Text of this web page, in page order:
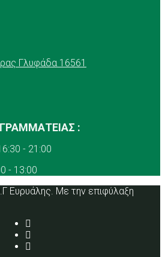
Γλυφάδα 16561
:
- 21:00
- 13:00
Ευρυάλης. Με την επιφύλαξη